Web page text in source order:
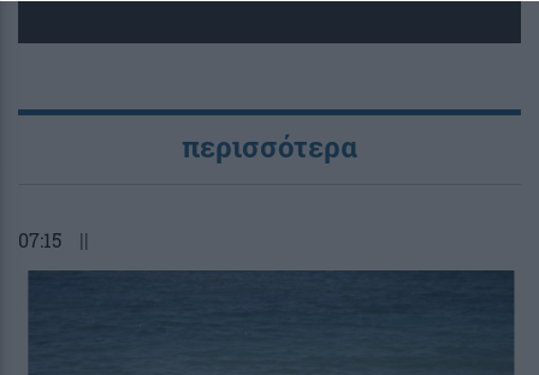
περισσότερα
07:15 ||